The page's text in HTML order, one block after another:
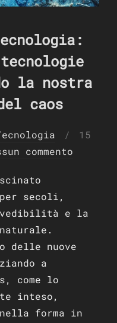
tecnologie
la nostra
caos
15
commento
secoli,
e la
delle nuove
a
come lo
inteso,
forma in